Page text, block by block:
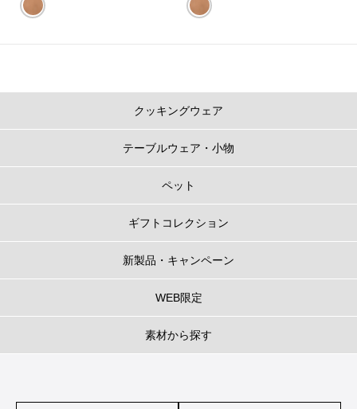
クッキングウェア
テーブルウェア・小物
ペット
ギフトコレクション
新製品・キャンペーン
WEB限定
素材から探す